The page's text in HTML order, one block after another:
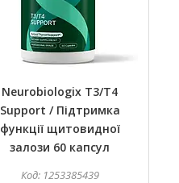
Neurobiologix T3/T4
Support / Підтримка
функції щитовидної
залози 60 капсул
1253385439